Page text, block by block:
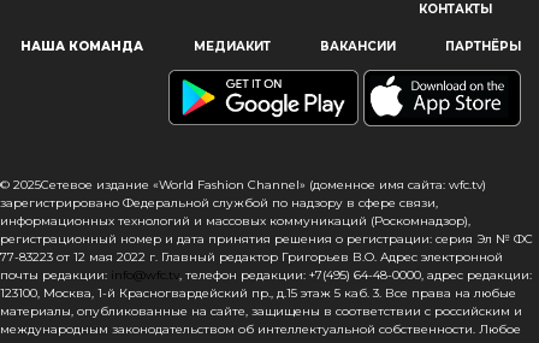
Наш сайт использует файлы cookie и похожие технологии,
пользователям, предоставляя персонализированную
информацию, запоминая предпочтения в области
сайта, вы подтверждаете свое согласие на использование
файлов cookie в соответствии с настоящим уведомлением
в отношении данного типа файлов. Если вы не согласны
с тем, чтобы мы использовали данный тип файлов,
то вы должны соответствующим образом установить
настройки вашего браузера или не использовать сайт wfc.tv
КОНТАКТЫ
НАША КОМАНДА МЕДИАКИТ ВАКАНСИИ ПАРТНЁРЫ
© 2025Сетевое издание «World Fashion Channel» (доменное имя сайта: wfc.tv)
зарегистрировано Федеральной службой по надзору в сфере связи,
информационных технологий и массовых коммуникаций (Роскомнадзор),
регистрационный номер и дата принятия решения о регистрации: серия Эл № ФС
77-83223 от 12 мая 2022 г. Главный редактор Григорьев В.О. Адрес электронной
почты редакции: info@wfc.tv, телефон редакции: +7(495) 64-48-0000, адрес редакции:
123100, Москва, 1-й Красногвардейский пр., д.15 этаж 5 каб. 3. Все права на любые
материалы, опубликованные на сайте, защищены в соответствии с российским и
международным законодательством об интеллектуальной собственности. Любое